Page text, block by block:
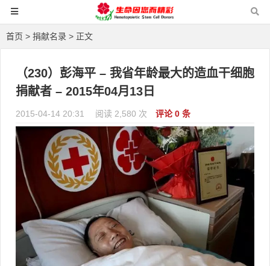
首页 > 捐献名录 > 正文
（230）彭海平 – 我省年龄最大的造血干细胞
捐献者 – 2015年04月13日
2015-04-14 20:31 阅读 2,580 次 评论 0 条